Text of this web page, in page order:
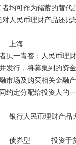
者均可作为储蓄的替代
对人民币理财产品还比
海
贝一青答：人民币理
发行，将募集到的资
市场及购买相关金融
约定分配给投资人的一
行人民币理财产品大
券型———投资于货币